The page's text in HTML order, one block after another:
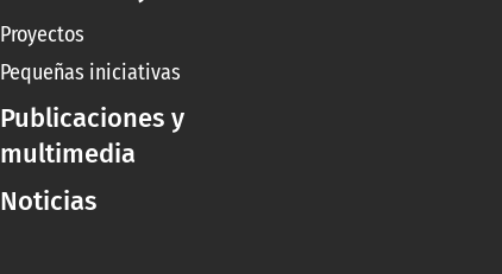
Proyectos
Pequeñas iniciativas
Publicaciones y
multimedia
Noticias